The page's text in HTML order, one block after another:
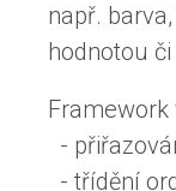
např.
hodnotou
-
- třídění